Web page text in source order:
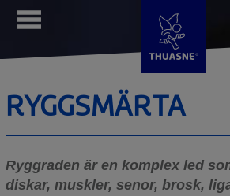
Hoppa
Open
form Meny
RYGGSMÄRTA
Ryggraden är en komplex led
diskar, muskler, senor, brosk,